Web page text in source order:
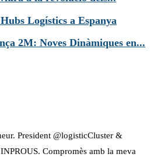
Logístics a Espanya
2M: Noves Dinàmiques en...
President @logisticCluster &
Compromès amb la meva